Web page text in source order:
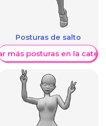
Posturas de salto
más posturas en la